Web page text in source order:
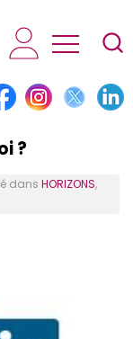
AESM...
?
dans HORIZONS,